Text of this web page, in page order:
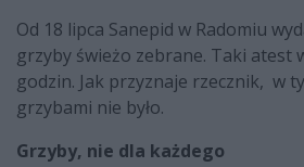
Od 18 lipca Sanepid w Radomiu
grzyby świeżo zebrane. Taki atest
godzin. Jak przyznaje rzecznik, w
grzybami nie było.
Grzyby, nie dla każdego